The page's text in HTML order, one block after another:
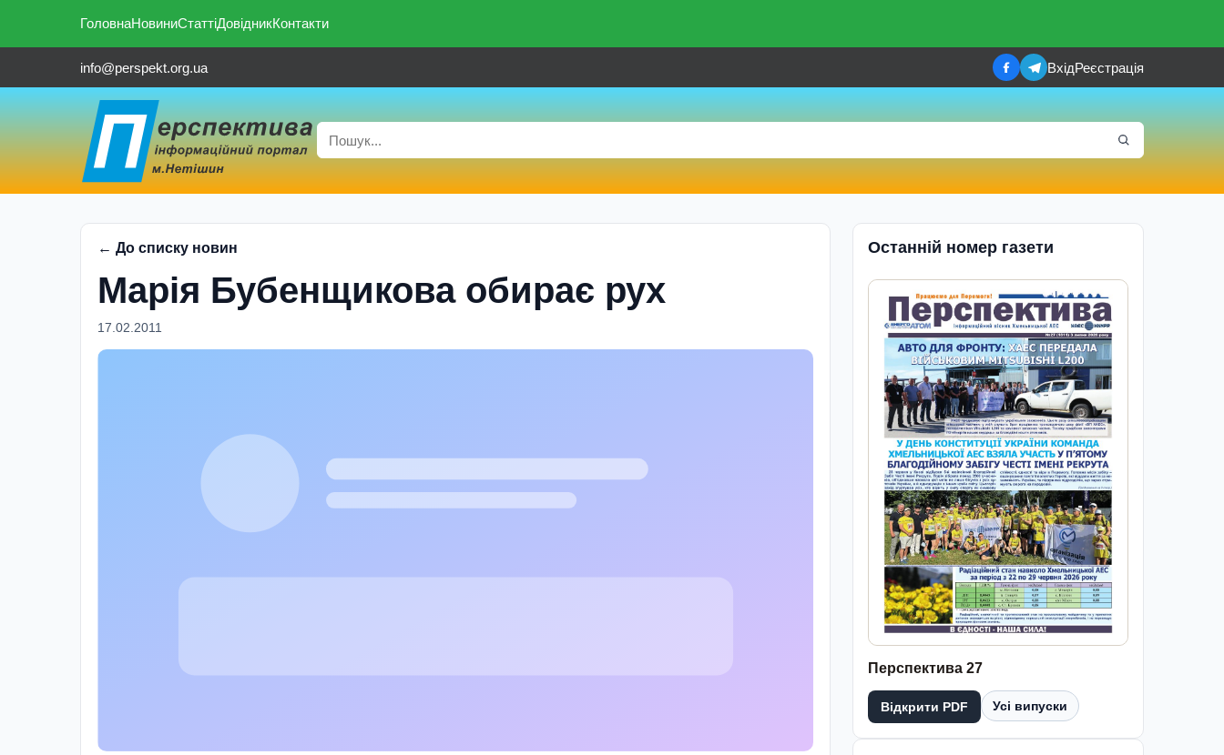
ГоловнаНовиниСтаттіДовідникКонтакти
info@perspekt.org.ua ВхідРеєстрація
← До списку новин
Марія Бубенщикова обирає рух
17.02.2011
Останній номер газети
Перспектива 27
Відкрити PDF Усі випуски